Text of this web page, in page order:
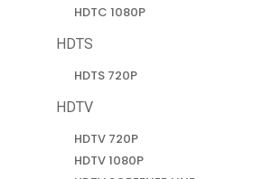
HDTC 1080P
HDTS
HDTS 720P
HDTV
HDTV 720P
HDTV 1080P